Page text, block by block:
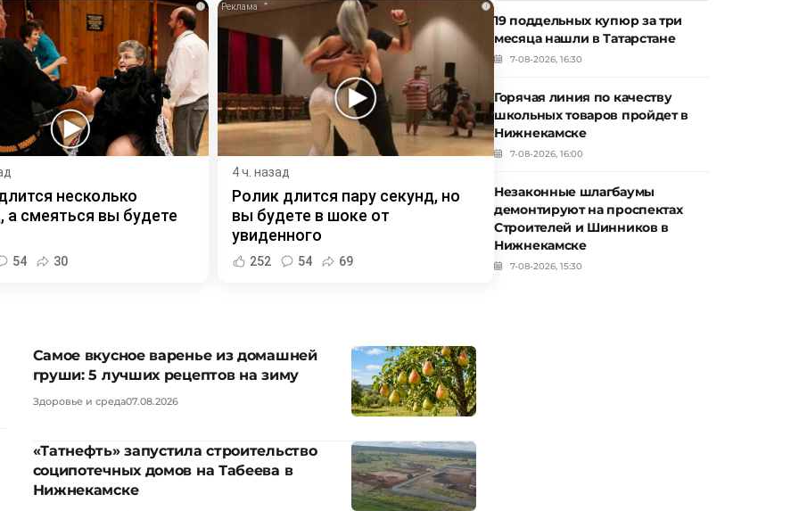
i
несколько
а смеяться вы будете
54 30
i
4 ч. назад
Ролик длится пару секунд, но
вы будете в шоке от
увиденного
252 54 69
Самое вкусное варенье из домашней
груши: 5 лучших рецептов на зиму
Здоровье и среда07.08.2026
«Татнефть» запустила строительство
соципотечных домов на Табеева в
Нижнекамске
19 поддельных купюр за три
месяца нашли в Татарстане
7-08-2026, 16:30
Горячая линия по качеству
школьных товаров пройдет в
Нижнекамске
7-08-2026, 16:00
Незаконные шлагбаумы
демонтируют на проспектах
Строителей и Шинников в
Нижнекамске
7-08-2026, 15:30